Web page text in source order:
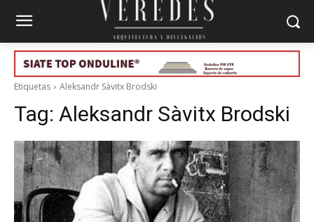
Etiquetas Aleksandr Sàvitx Brodski
Tag: Aleksandr Sàvitx Brodski